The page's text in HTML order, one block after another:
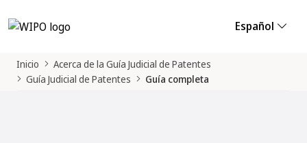
Español
Inicio
Acerca de la Guía Judicial de Patentes
Guía Judicial de Patentes
Guía completa